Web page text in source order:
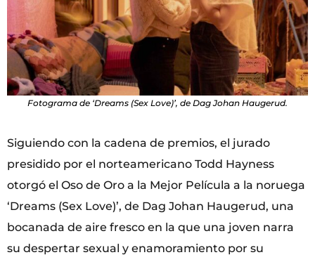
Fotograma de ‘Dreams (Sex Love)’, de Dag Johan Haugerud.
Siguiendo con la cadena de premios, el jurado
presidido por el norteamericano Todd Hayness
otorgó el Oso de Oro a la Mejor Película a la noruega
‘Dreams (Sex Love)’, de Dag Johan Haugerud, una
bocanada de aire fresco en la que una joven narra
su despertar sexual y enamoramiento por su